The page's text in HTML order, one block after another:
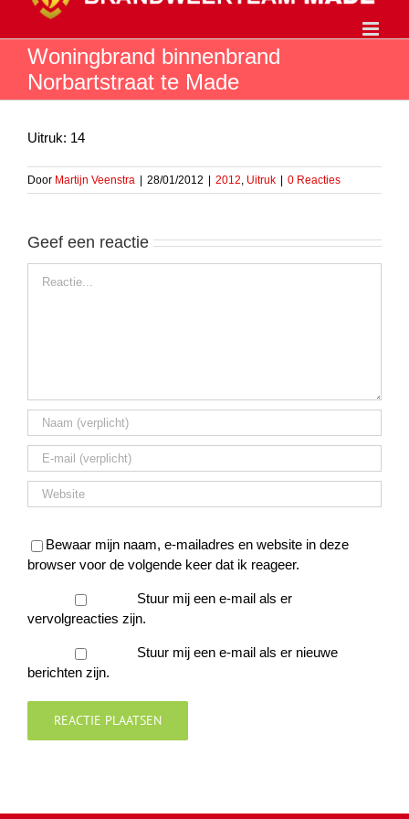
inhoudWoningbrand binnenbrand
Norbartstraat te Made
Uitruk: 14
Door Martijn Veenstra 28/01/2012 2012, Uitruk 0 Reacties
Geef een reactie
Bewaar mijn naam, e-mailadres en website in deze
browser voor de volgende keer dat ik reageer.
Stuur mij een e-mail als er
vervolgreacties zijn.
Stuur mij een e-mail als er nieuwe
berichten zijn.